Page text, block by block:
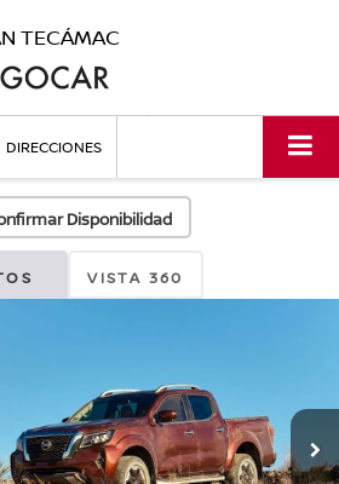
TECÁMAC
DIRECCIONES
Disponibilidad
VISTA 360